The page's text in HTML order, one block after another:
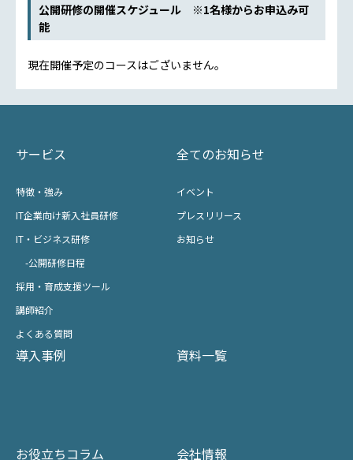
公開研修の開催スケジュール ※1名様からお申込み可
能
現在開催予定のコースはございません。
サービス
特徴・強み
IT企業向け新入社員研修
IT・ビジネス研修
-公開研修日程
採用・育成支援ツール
講師紹介
よくある質問
全てのお知らせ
イベント
プレスリリース
お知らせ
導入事例
お役立ちコラム
資料一覧
会社情報